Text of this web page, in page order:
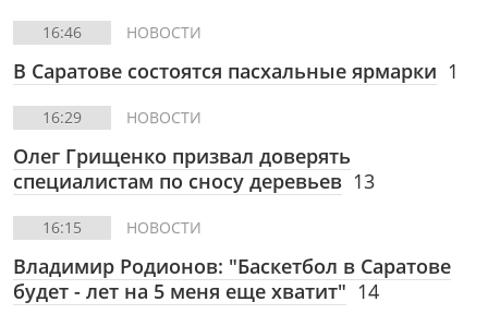
16:46 НОВОСТИ
В Саратове состоятся пасхальные ярмарки 1
16:29 НОВОСТИ
Олег Грищенко призвал доверять
специалистам по сносу деревьев 13
16:15 НОВОСТИ
Владимир Родионов: "Баскетбол в Саратове
будет - лет на 5 меня еще хватит" 14